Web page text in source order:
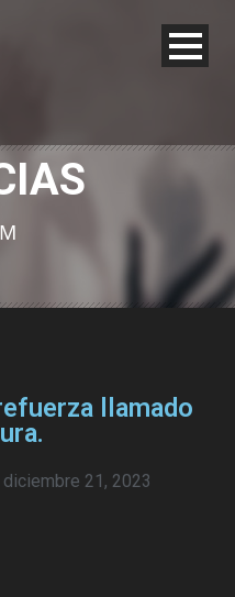
llamado
diciembre 21, 2023